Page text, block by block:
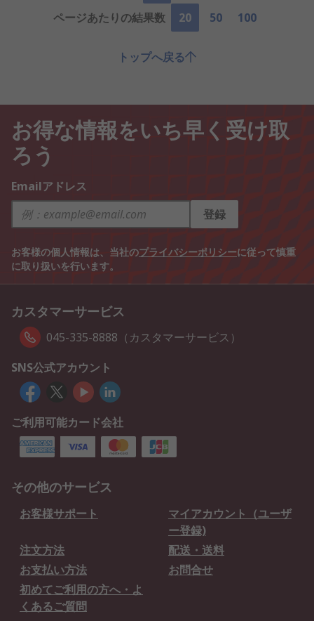
ページあたりの結果数
20 50 100
トップへ戻る
お得な情報をいち早く受け取
ろう
Emailアドレス
登録
お客様の個人情報は、当社のプライバシーポリシーに従って慎重
に取り扱いを行います。
カスタマーサービス
045-335-8888（カスタマーサービス）
SNS公式アカウント
ご利用可能カード会社
その他のサービス
お客様サポート
マイアカウント（ユーザ
ー登録)
注文方法
配送・送料
お支払い方法
お問合せ
初めてご利用の方へ・よ
くあるご質問